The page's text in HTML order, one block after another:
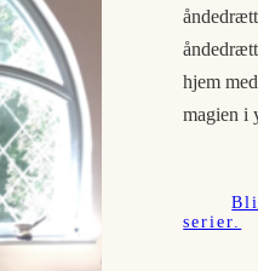
hjem
magien i
serier.